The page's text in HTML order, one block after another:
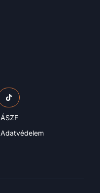
ÁSZF
Adatvédelem